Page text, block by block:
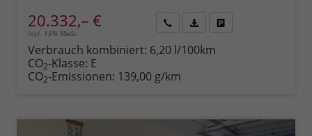
20.332,– €
incl. 19% MwSt.
anfordern
Datei,
Verbrauch kombiniert: 6,20 l/100km
CO2-Klasse: E
CO2-Emissionen: 139,00 g/km